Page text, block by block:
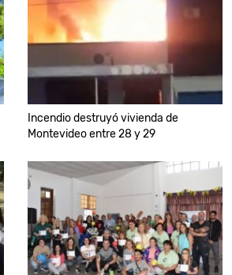
Incendio destruyó vivienda de
Montevideo entre 28 y 29